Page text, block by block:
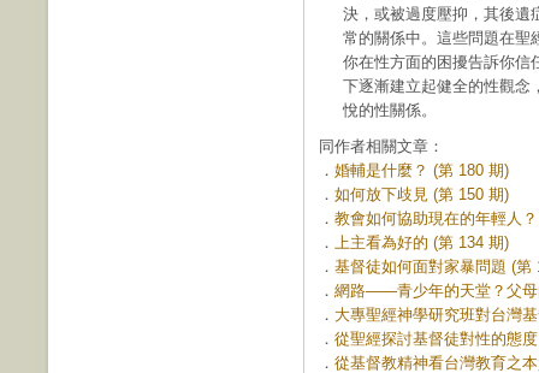
決，或被過度壓抑，其後遺
常的關係中。這些問題在聖
你在性方面的困擾告訴你信
下逐漸建立起健全的性觀念
悅的性關係。
同作者相關文章：
． 婚輔是什麼？ (第 180 期)
． 如何放下歧見 (第 150 期)
． 教會如何協助現在的年輕人
． 上主看為好的 (第 134 期)
． 基督徒如何面對家暴問題 (第
． 網路——青少年的天堂？父母
． 大專聖經神學研究班對台灣
． 從聖經探討基督徒對性的態
． 從基督教精神看台灣教育之